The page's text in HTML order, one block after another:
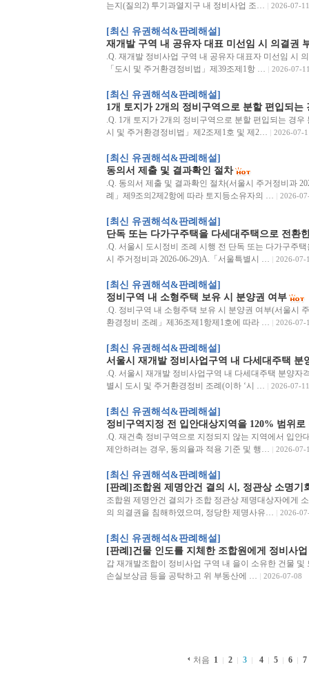
는지(질의2) 투기과열지구 내 정비사업 조…
2026-07-11
[최신 유권해석&판례해설]
재개발 구역 내 공유자 대표 미선임 시 의결권
.Q. 재개발 정비사업 구역 내 공유자 대표자 미선임 시
「도시 및 주거환경정비법」제39조제1항 …
2026-07-
[최신 유권해석&판례해설]
1개 토지가 2개의 정비구역으로 분할 편입되는
.Q. 1개 토지가 2개의 정비구역으로 분할 편입되는 경
시 및 주거환경정비법」제2조제1호 및 제2…
2026-07-
[최신 유권해석&판례해설]
동의서 제출 및 결과확인 절차
.Q. 동의서 제출 및 결과확인 절차(서울시 주거정비과
례」제9조의2제2항에 따라 토지등소유자의 …
2026-
[최신 유권해석&판례해설]
단독 또는 다가구주택을 다세대주택으로 전환
.Q. 서울시 도시정비 조례 시행 전 단독 또는 다가구주
시 주거정비과 2026-06-29)A.「서울특별시 …
2026-07-
[최신 유권해석&판례해설]
정비구역 내 소형주택 보유 시 분양권 여부
.Q. 정비구역 내 소형주택 보유 시 분양권 여부(서울시
환경정비 조례」제36조제1항제1호에 따라 …
2026-07-
[최신 유권해석&판례해설]
서울시 재개발 정비사업구역 내 다세대주택 분
.Q. 서울시 재개발 정비사업구역 내 다세대주택 분양자
별시 도시 및 주거환경정비 조례(이하 ‘시 …
2026-07-11
[최신 유권해석&판례해설]
정비구역지정 전 입안대상지역을 120% 범위
.Q. 재건축 정비구역으로 지정되지 않는 지역에서 입안
제안하려는 경우, 동의율과 적용 기준 및 행…
2026-07-
[최신 유권해석&판례해설]
[판례]조합원 제명안건 결의 시, 정관상 소명기
조합원 제명안건 결의가 조합 정관상 제명대상자에게
의 의결권을 침해하였으며, 정당한 제명사유…
2026-
[최신 유권해석&판례해설]
[판례]건물 인도를 지체한 조합원에게 정비사
갑 재개발조합이 정비사업 구역 내 을이 소유한 건물
손실보상금 등을 공탁하고 위 부동산에 …
2026-07-08
처음 1 2 3 4 5 6 7